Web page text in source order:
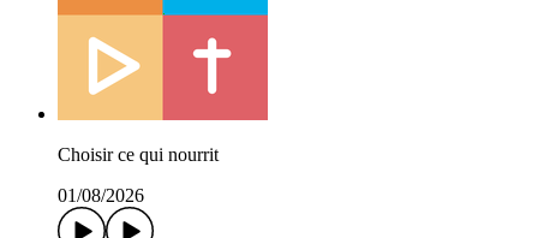
Choisir ce qui nourrit
01/08/2026